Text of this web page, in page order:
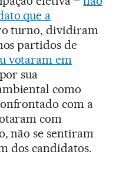
que a
turno, dividiram
partidos de
votaram em
sua
como
com a
com
não se sentiram
dos candidatos.